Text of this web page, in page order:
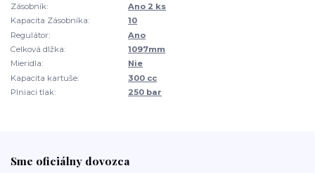
Zásobník:
Ano 2 ks
Kapacita Zásobníka:
10
Regulátor:
Ano
Celková dlžka:
1097mm
Mieridla:
Nie
Kapacita kartuše:
300 cc
Plniaci tlak:
250 bar
Sme oficiálny dovozca